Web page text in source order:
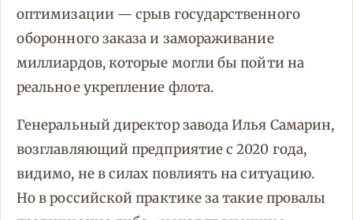
оптимизации — срыв государственного
оборонного заказа и замораживание
миллиардов, которые могли бы пойти на
реальное укрепление флота.
Генеральный директор завода Илья Самарин,
возглавляющий предприятие с 2020 года,
видимо, не в силах повлиять на ситуацию.
Но в российской практике за такие провалы